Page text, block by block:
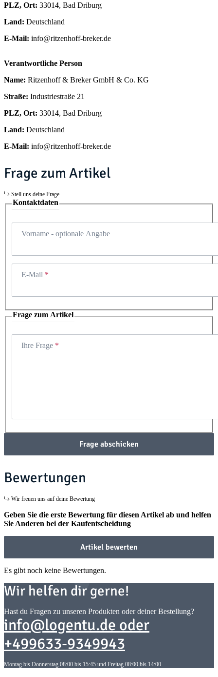
PLZ, Ort: 33014, Bad Driburg
Land: Deutschland
E-Mail: info@ritzenhoff-breker.de
Verantwortliche Person
Name: Ritzenhoff & Breker GmbH & Co. KG
Straße: Industriestraße 21
PLZ, Ort: 33014, Bad Driburg
Land: Deutschland
E-Mail: info@ritzenhoff-breker.de
Frage zum Artikel
Stell uns deine Frage
Kontaktdaten
Vorname - optionale Angabe
E-Mail
Frage zum Artikel
Ihre Frage
Frage abschicken
Bewertungen
Wir freuen uns auf deine Bewertung
Geben Sie die erste Bewertung für diesen Artikel ab und helfen
Sie Anderen bei der Kaufentscheidung
Artikel bewerten
Es gibt noch keine Bewertungen.
Wir helfen dir gerne!
Hast du Fragen zu unseren Produkten oder deiner Bestellung?
info@logentu.de oder
+499633-9349943
Montag bis Donnerstag 08:00 bis 15:45 und Freitag 08:00 bis 14:00